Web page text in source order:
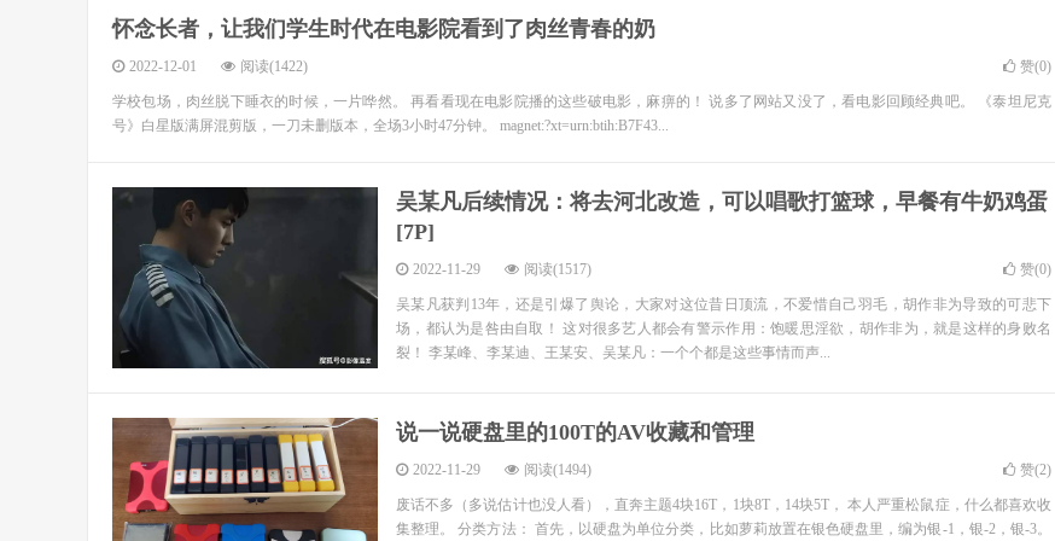
怀念长者，让我们学生时代在电影院看到了肉丝青春的奶
2022-12-01 阅读(1422) 赞(0)
学校包场，肉丝脱下睡衣的时候，一片哗然。 再看看现在电影院播的这些破电影，麻痹的！ 说多了网站又没了，看电影回顾经典吧。 《泰坦尼克
号》白星版满屏混剪版，一刀未删版本，全场3小时47分钟。 magnet:?xt=urn:btih:B7F43...
吴某凡后续情况：将去河北改造，可以唱歌打篮球，早餐有牛奶鸡蛋
[7P]
2022-11-29 阅读(1517) 赞(0)
吴某凡获判13年，还是引爆了舆论，大家对这位昔日顶流，不爱惜自己羽毛，胡作非为导致的可悲下
场，都认为是咎由自取！ 这对很多艺人都会有警示作用：饱暖思淫欲，胡作非为，就是这样的身败名
裂！ 李某峰、李某迪、王某安、吴某凡：一个个都是这些事情而声...
说一说硬盘里的100T的AV收藏和管理
2022-11-29 阅读(1494) 赞(2)
废话不多（多说估计也没人看），直奔主题4块16T，1块8T，14块5T， 本人严重松鼠症，什么都喜欢收
集整理。 分类方法： 首先，以硬盘为单位分类，比如萝莉放置在银色硬盘里，编为银-1，银-2，银-3。